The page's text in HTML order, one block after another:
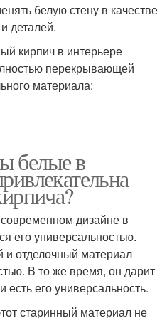
белую стену в качестве
деталей.
кирпич в интерьере
перекрывающей
материала:
белые в
дизайне в
его универсальностью.
и отделочный материал
В то же время, он дарит
его универсальность.
старинный материал не